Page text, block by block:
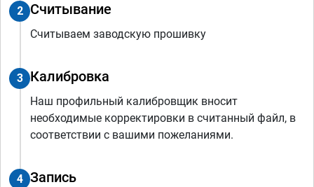
2 Считывание
Считываем заводскую прошивку
3 Калибровка
Наш профильный калибровщик вносит
необходимые корректировки в считанный файл, в
соответствии с вашими пожеланиями.
4 Запись